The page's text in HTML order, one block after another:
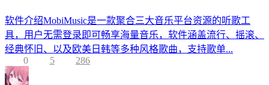
软件介绍MobiMusic是一款聚合三大音乐平台资源的听歌工
具，用户无需登录即可畅享海量音乐，软件涵盖流行、摇滚、
经典怀旧、以及欧美日韩等多种风格歌曲，支持歌单...
0
5 286